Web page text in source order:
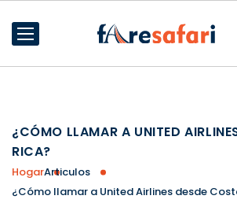
¿CÓMO LLAMAR A UNITED
RICA?
HogarArticulos
¿Cómo llamar a United Airlines desde